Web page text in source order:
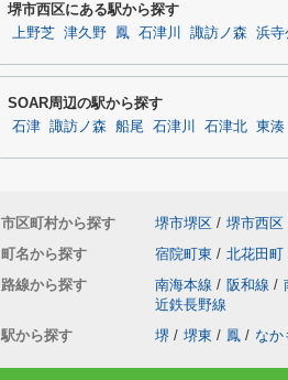
堺市西区にある駅から探す
上野芝 津久野 鳳 石津川 諏訪ノ森 浜寺
SOAR周辺の駅から探す
石津 諏訪ノ森 船尾 石津川 石津北 東湊
市区町村から探す 堺市堺区 / 堺市西区
町名から探す
宿院町東 / 北花田町
路線から探す
南海本線 / 阪和線 /
近鉄長野線
駅から探す
堺 / 堺東 / 鳳 / なか